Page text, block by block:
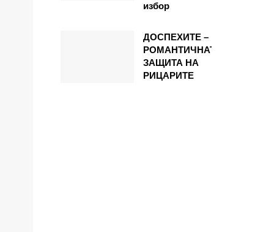
избор
ДОСПЕХИТЕ –
РОМАНТИЧНАТА
ЗАЩИТА НА
РИЦАРИТЕ